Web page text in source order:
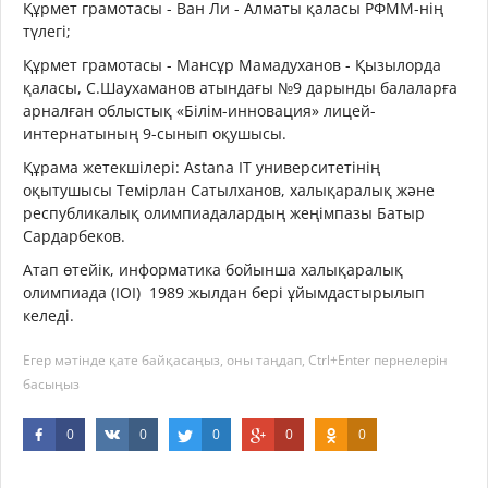
Құрмет грамотасы - Ван Ли - Алматы қаласы РФММ-нің
түлегі;
Құрмет грамотасы - Мансұр Мамадуханов - Қызылорда
қаласы, С.Шаухаманов атындағы №9 дарынды балаларға
арналған облыстық «Білім-инновация» лицей-
интернатының 9-сынып оқушысы.
Құрама жетекшілері: Astana IT университетінің
оқытушысы Темірлан Сатылханов, халықаралық және
республикалық олимпиадалардың жеңімпазы Батыр
Сардарбеков.
Атап өтейік, информатика бойынша халықаралық
олимпиада (IOI) 1989 жылдан бері ұйымдастырылып
келеді.
Егер мәтінде қате байқасаңыз, оны таңдап, Ctrl+Enter пернелерін
басыңыз
0 0 0 0 0